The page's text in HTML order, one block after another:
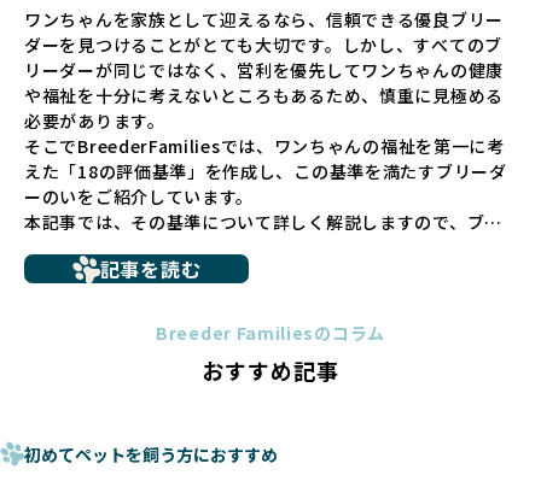
長するための環境が十分に整っていない場合が多く、販売ま
での間に過密な環境や長距離移動のストレスを受けることが
少なくありません。このような環境は、健康リスクや社会性
の問題につながりやすく、ワンちゃんにとっても望ましいと
は言えません。
こうした背景から、BreederFamiliesはペットショップを介
さない直接販売を採用するとともに、ペットオークションや
ペットショップを利用するブリーダーの掲載も行ってしませ
ん。
ペットショップを避けた方がいい理由の詳細はこちら
法令レベルの最低基準にとどまっていることが問題です。こ
の法令レベルの基準はブリーディング環境の最低限を定める
ものに過ぎず、ワンちゃんの心身の福祉やブリーダーの責任
少なくなく、消費者にとって選択の判断が難しい現状があり
ワンちゃんを家族として迎えるなら、信頼できる優良ブリー
ダーを見つけることがとても大切です。しかし、すべてのブ
リーダーが同じではなく、営利を優先してワンちゃんの健康
や福祉を十分に考えないところもあるため、慎重に見極める
必要があります。
そこでBreederFamiliesでは、ワンちゃんの福祉を第一に考
えた「18の評価基準」を作成し、この基準を満たすブリーダ
ーのいをご紹介しています。
本記事では、その基準について詳しく解説しますので、ブリ
に断尾（しっぽを切る）や断耳（耳を切る）が行われている
これは痛みを伴う処置で、ワンちゃんの身体的な負担が大き
手段でもあるため、切断されることで他の犬や人間との意思
記事を読む
Breeder Familiesのコラム
おすすめ記事
初めてペットを飼う方におすすめ